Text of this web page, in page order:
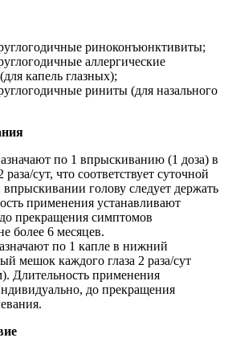
риноконъюнктивиты;
аллергические
капель глазных);
риниты (для назального
по 1 впрыскиванию (1 доза) в
сут, что соответствует суточной
голову следует держать
применения устанавливают
прекращения симптомов
более 6 месяцев.
по 1 капле в нижний
мешок каждого глаза 2 раза/сут
Длительность применения
до прекращения